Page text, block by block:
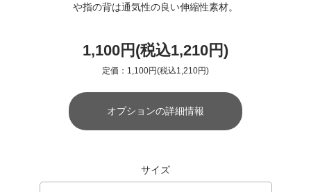
や指の背は通気性の良い伸縮性素材。
1,100円(税込1,210円)
定価：1,100円(税込1,210円)
オプションの詳細情報
サイズ